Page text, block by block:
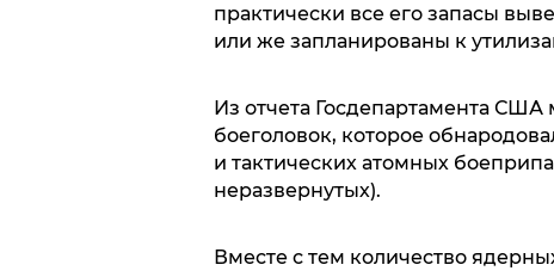
практически все его запасы
или же запланированы к
Из отчета Госдепартамента
боеголовок, которое
и тактических атомных
неразвернутых).
Вместе с тем количество